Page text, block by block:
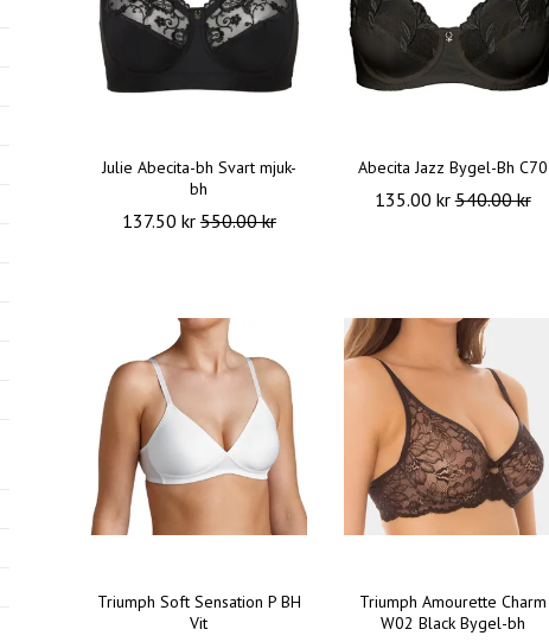
Julie Abecita-bh Svart mjuk-
bh
137.50 kr550.00 kr
Abecita Jazz Bygel-Bh C70
135.00 kr540.00 kr
Triumph Soft Sensation P BH
Vit
Triumph Amourette Charm
W02 Black Bygel-bh